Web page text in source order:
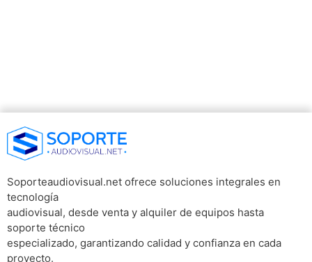
Soporteaudiovisual.net ofrece soluciones integrales en
tecnología
audiovisual, desde venta y alquiler de equipos hasta
soporte técnico
especializado, garantizando calidad y confianza en cada
proyecto.